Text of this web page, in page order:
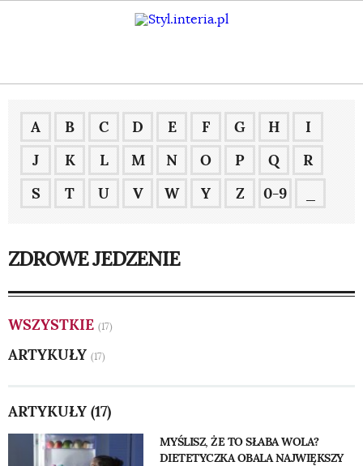
A B C D E F G H
I
J
K L M N O P Q
R
S
T U V W Y Z 0-9
ZDROWE JEDZENIE
WSZYSTKIE (17)
ARTYKUŁY (17)
ARTYKUŁY (17)
MYŚLISZ, ŻE TO SŁABA WOLA?
DIETETYCZKA OBALA NAJWIĘKSZY